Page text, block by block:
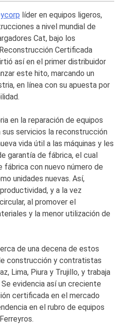
líder en equipos ligeros,
a nivel mundial de
Cat, bajo los
Certificada
así en el primer distribuidor
este hito, marcando un
en línea con su apuesta por
en la reparación de equipos
sus servicios la reconstrucción
vida útil a las máquinas y les
garantía de fábrica, el cual
fábrica con nuevo número de
unidades nuevas. Así,
y a la vez
al promover el
y la menor utilización de
de una decena de estos
construcción y contratistas
Lima, Piura y Trujillo, y trabaja
evidencia así un creciente
certificada en el mercado
en el rubro de equipos